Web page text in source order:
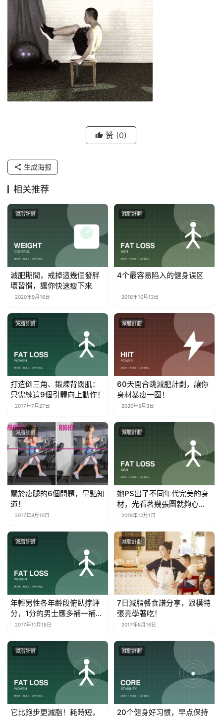
赞 (0)
生成海报
相关推荐
減脂計劃
減肥期間，戒掉這幾個發胖
壞習慣，讓你快速瘦下來
2020年9月16日
減脂計劃
4个最容易陷入的健身误区
2018年10月13日
減脂計劃
打造倒三角、鍛煉背闊肌：
只需練這9個引體向上動作！
2017年7月27日
減脂計劃
60天開合跳減肥計劃，讓你
身材暴瘦一圈！
2020年5月3日
減脂計劃
關於瘦腿的6個問題，早點知
道！
2017年8月10日
減脂計劃
她PS出了不同年代完美的身
材，光看著幾張圖就夠心累
了2018年12月1日
減脂計劃
年輕男性各年齡段俯臥撑評
分，1分的男士應多補一補身
體！
2017年11月18日
減脂計劃
7日減脂餐食譜分享，跟模特
張亮學著吃！
2017年8月16日
減脂計劃
它比跑步更減脂！耗時短，
減脂計劃
20个健身好习惯，早点保持